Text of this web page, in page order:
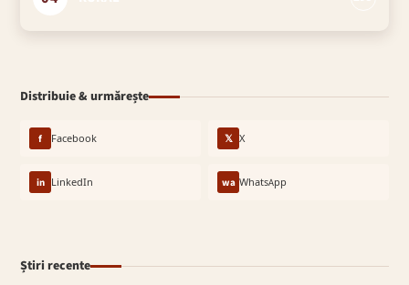
Distribuie & urmărește
f Facebook 𝕏 X
in LinkedIn wa WhatsApp
Știri recente